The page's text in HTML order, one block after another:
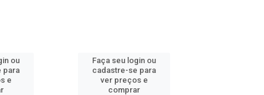
ou
para
e
Faça seu login ou
cadastre-se para
ver preços e
comprar